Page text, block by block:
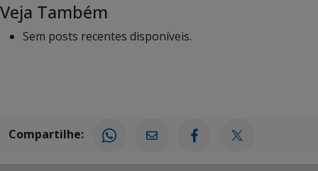
Veja Também
Sem posts recentes disponíveis.
Compartilhe: